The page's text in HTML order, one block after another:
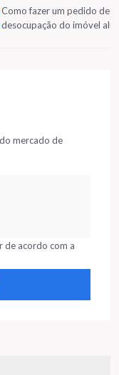
Como fazer um pedido de
desocupação do imóvel
mercado de
de acordo com a